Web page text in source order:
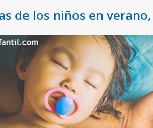
de los niños en verano,